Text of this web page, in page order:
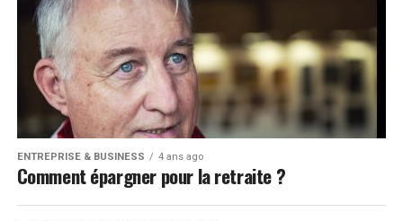
ENTREPRISE & BUSINESS 4 ans ago
Comment épargner pour la retraite ?